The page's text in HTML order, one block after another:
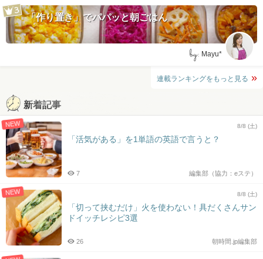
「作り置き」でパパッと朝ごはん
by: Mayu*
連載ランキングをもっと見る
新着記事
NEW 8/8 (土)
「活気がある」を1単語の英語で言うと？
編集部（協力：eステ）
7
NEW 8/8 (土)
「切って挟むだけ」火を使わない！具だくさんサン
ドイッチレシピ3選
朝時間.jp編集部
26